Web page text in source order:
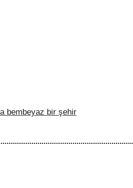
bembeyaz bir şehir